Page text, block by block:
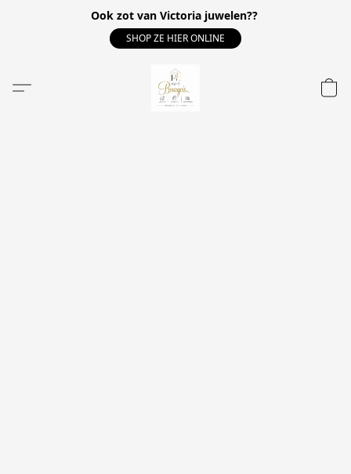
Ook zot van Victoria juwelen??
SHOP ZE HIER ONLINE